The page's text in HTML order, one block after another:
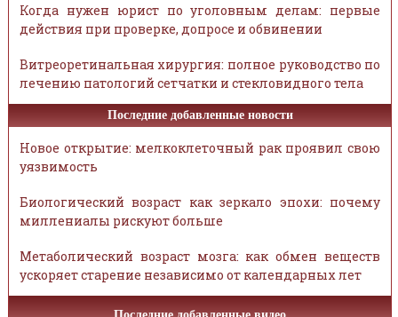
Когда нужен юрист по уголовным делам: первые
действия при проверке, допросе и обвинении
Витреоретинальная хирургия: полное руководство по
лечению патологий сетчатки и стекловидного тела
Последние добавленные новости
Новое открытие: мелкоклеточный рак проявил свою
уязвимость
Биологический возраст как зеркало эпохи: почему
миллениалы рискуют больше
Метаболический возраст мозга: как обмен веществ
ускоряет старение независимо от календарных лет